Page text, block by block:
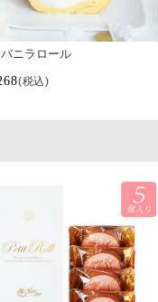
ニラロール
税込